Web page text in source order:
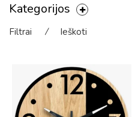
Kategorijos
Filtrai ⁄ Ieškoti